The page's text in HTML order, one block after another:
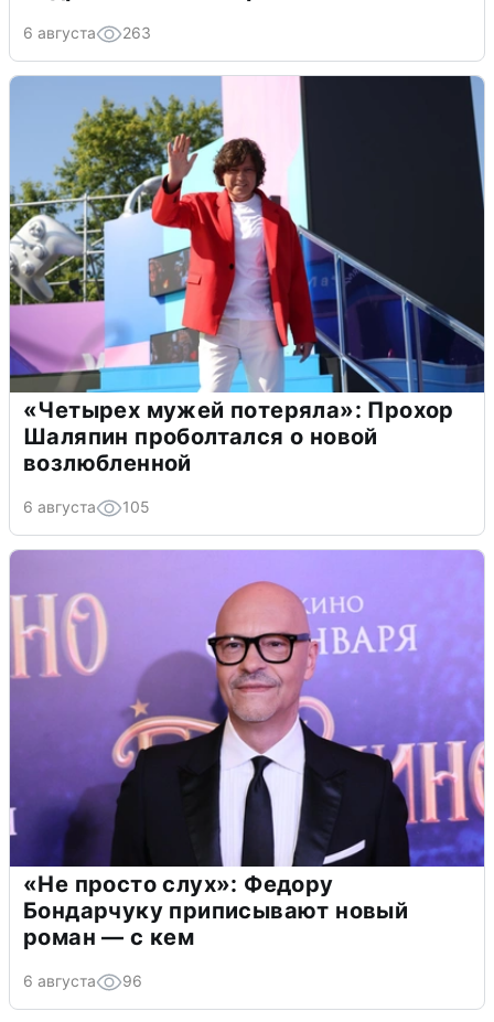
6 августа 263
«Четырех мужей потеряла»: Прохор
Шаляпин проболтался о новой
возлюбленной
6 августа 105
«Не просто слух»: Федору
Бондарчуку приписывают новый
роман — с кем
6 августа 96